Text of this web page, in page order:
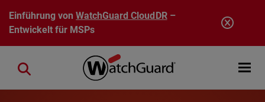
Direkt zum Inhalt
Einführung vonWatchGuard CloudDR–
Entwickelt für MSPs
Open
Close search